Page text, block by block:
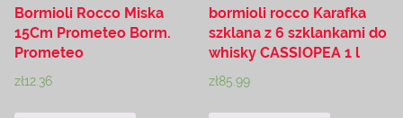
Bormioli Rocco Miska
15Cm Prometeo Borm.
Prometeo
zł12.36
bormioli rocco Karafka
szklana z 6 szklankami do
whisky CASSIOPEA 1 l
zł85.99